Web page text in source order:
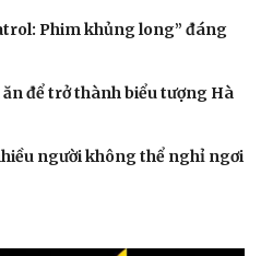
Phim khủng long” đáng
để trở thành biểu tượng Hà
người không thể nghỉ ngơi